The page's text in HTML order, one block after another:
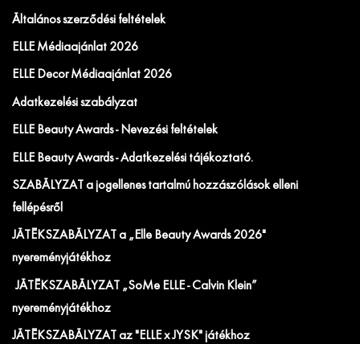
Általános szerződési feltételek
ELLE Médiaajánlat 2026
ELLE Decor Médiaajánlat 2026
Adatkezelési szabályzat
ELLE Beauty Awards - Nevezési feltételek
ELLE Beauty Awards - Adatkezelési tájékoztató.
SZABÁLYZAT a jogellenes tartalmú hozzászólások elleni
fellépésről
JÁTÉKSZABÁLYZAT a „Elle Beauty Awards 2026"
nyereményjátékhoz
JÁTÉKSZABÁLYZAT „SoMe ELLE - Calvin Klein”
nyereményjátékhoz
JÁTÉKSZABÁLYZAT az "ELLE x JYSK" játékhoz